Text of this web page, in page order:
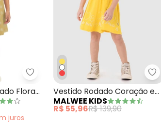
Godê Texturizado Amarelo Mostarda
Malwee Kids - Vestido Curto
Floral
juros
Vestido Rodado Coração e
Flores Amarelo
MALWEE KIDS
R$ 55,96R$ 139,90